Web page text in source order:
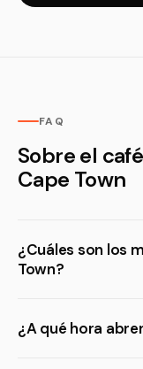
FAQ
Sobre el
Cape Town
¿Cuáles son los
Town?
¿A qué hora